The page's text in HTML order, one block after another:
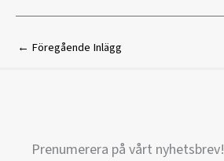
← Föregående Inlägg
Prenumerera på vårt nyhetsbrev!